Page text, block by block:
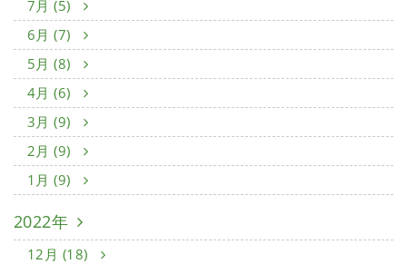
7月 (5)
6月 (7)
5月 (8)
4月 (6)
3月 (9)
2月 (9)
1月 (9)
2022年
12月 (18)